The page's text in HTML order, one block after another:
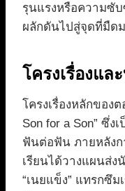
รุนแรงหรือความซั
ผลักดันไปสู่จุดที่มืด
โครงเรื่องแล
โครงเรื่องหลักของ
Son for a Son” ซึ่
ฟันต่อฟัน ภายหลังก
เรียนได้วางแผนส่ง
“เนยแข็ง” แทรกซึม